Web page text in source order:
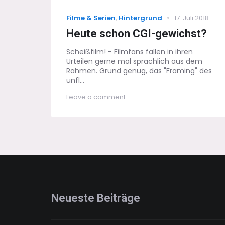
Categories
Filme & Serien, Hintergrund
Posted
on
17. Juli 2018
Heute schon CGI-gewichst?
Scheißfilm! - Filmfans fallen in ihren
Urteilen gerne mal sprachlich aus dem
Rahmen. Grund genug, das "Framing" des
unfl...
Leave a commenton
Neueste Beiträge